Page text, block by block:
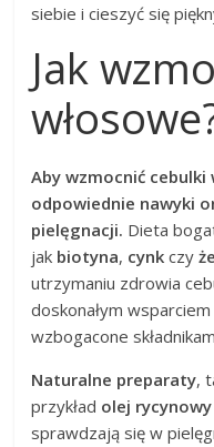
siebie i cieszyć się
Jak
Aby wzmocnić
odpowiednie nawyki
pielęgnacji. Dieta
jak biotyna, cynk czy
utrzymaniu zdrowia
doskonałym
wzbogacone
Naturalne preparaty,
przykład olej rycynowy
sprawdzają się w